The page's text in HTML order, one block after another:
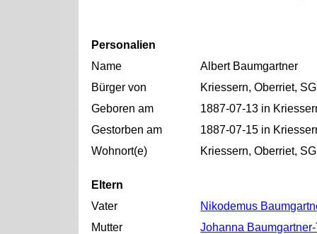
Personalien
Name
Albert Baumgartner
Bürger von
Kriessern, Oberriet, SG
Geboren am
1887-07-13 in
Gestorben am
1887-07-15 in
Wohnort(e)
Kriessern, Oberriet,
Eltern
Vater
Nikodemus
Mutter
Johanna